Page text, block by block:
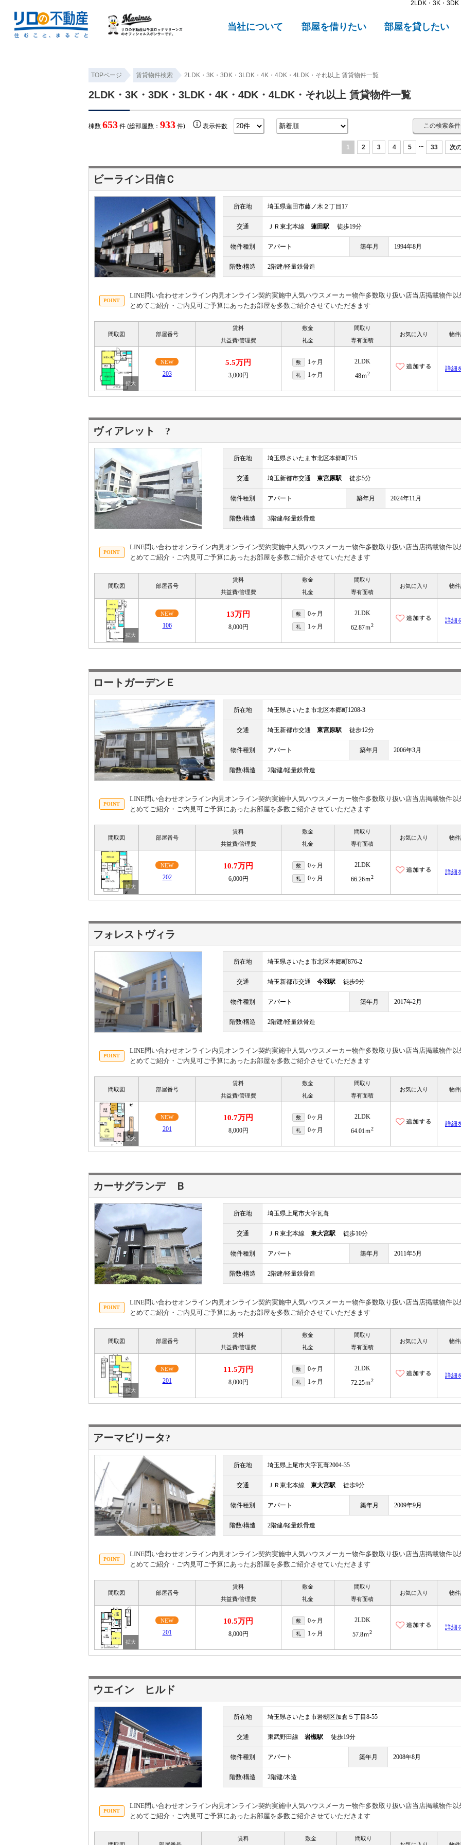
2LDK・3K・
当社について 部屋を借りたい 部屋を貸したい
TOPページ 賃貸物件検索 2LDK・3K・3DK・3LDK・4K・4DK・4LDK・それ以上 賃貸物件一覧
2LDK・3K・3DK・3LDK・4K・4DK・4LDK・それ以上 賃貸物件一覧
棟数 653 件 (総部屋数： 933 件) 表示件数 この検索条
1 2 3 4 5 ... 33 次
ビーライン日信Ｃ
所在地 埼玉県蓮田市藤ノ木２丁目17
交通 ＪＲ東北本線 蓮田駅 徒歩19分
物件種別 アパート 築年月 1994年8月
階数/構造 2階建/軽量鉄骨造
LINE問い合わせオンライン内見オンライン契約実施中人気ハウスメーカー物件多数取り扱い店当店掲載物件以
とめてご紹介・ご内見可ご予算にあったお部屋を多数ご紹介させていただきます
間取図 部屋番号
賃料
共益費/管理費
敷金
礼金
間取り
専有面積
お気に入り 物
NEW
203
5.5万円
3,000円
敷 1ヶ月
礼 1ヶ月
2LDK
48ｍ2
詳細
ヴィアレット ?
所在地 埼玉県さいたま市北区本郷町715
交通 埼玉新都市交通 東宮原駅 徒歩5分
物件種別 アパート 築年月 2024年11月
階数/構造 3階建/軽量鉄骨造
LINE問い合わせオンライン内見オンライン契約実施中人気ハウスメーカー物件多数取り扱い店当店掲載物件以
とめてご紹介・ご内見可ご予算にあったお部屋を多数ご紹介させていただきます
間取図 部屋番号
賃料
共益費/管理費
敷金
礼金
間取り
専有面積
お気に入り 物
NEW
106
13万円
8,000円
敷 0ヶ月
礼 1ヶ月
2LDK
62.87ｍ2
詳細
ロートガーデンＥ
所在地 埼玉県さいたま市北区本郷町1208-3
交通 埼玉新都市交通 東宮原駅 徒歩12分
物件種別 アパート 築年月 2006年3月
階数/構造 2階建/軽量鉄骨造
LINE問い合わせオンライン内見オンライン契約実施中人気ハウスメーカー物件多数取り扱い店当店掲載物件以
とめてご紹介・ご内見可ご予算にあったお部屋を多数ご紹介させていただきます
間取図 部屋番号
賃料
共益費/管理費
敷金
礼金
間取り
専有面積
お気に入り 物
NEW
202
10.7万円
6,000円
敷 0ヶ月
礼 0ヶ月
2LDK
66.26ｍ2
詳細
フォレストヴィラ
所在地 埼玉県さいたま市北区本郷町876-2
交通 埼玉新都市交通 今羽駅 徒歩9分
物件種別 アパート 築年月 2017年2月
階数/構造 2階建/軽量鉄骨造
LINE問い合わせオンライン内見オンライン契約実施中人気ハウスメーカー物件多数取り扱い店当店掲載物件以
とめてご紹介・ご内見可ご予算にあったお部屋を多数ご紹介させていただきます
間取図 部屋番号
賃料
共益費/管理費
敷金
礼金
間取り
専有面積
お気に入り 物
NEW
201
10.7万円
8,000円
敷 0ヶ月
礼 0ヶ月
2LDK
64.01ｍ2
詳細
カーサグランデ Ｂ
所在地 埼玉県上尾市大字瓦葺
交通 ＪＲ東北本線 東大宮駅 徒歩10分
物件種別 アパート 築年月 2011年5月
階数/構造 2階建/軽量鉄骨造
LINE問い合わせオンライン内見オンライン契約実施中人気ハウスメーカー物件多数取り扱い店当店掲載物件以
とめてご紹介・ご内見可ご予算にあったお部屋を多数ご紹介させていただきます
間取図 部屋番号
賃料
共益費/管理費
敷金
礼金
間取り
専有面積
お気に入り 物
NEW
201
11.5万円
8,000円
敷 0ヶ月
礼 1ヶ月
2LDK
72.25ｍ2
詳細
アーマビリータ?
所在地 埼玉県上尾市大字瓦葺2004-35
交通 ＪＲ東北本線 東大宮駅 徒歩9分
物件種別 アパート 築年月 2009年9月
階数/構造 2階建/軽量鉄骨造
LINE問い合わせオンライン内見オンライン契約実施中人気ハウスメーカー物件多数取り扱い店当店掲載物件以
とめてご紹介・ご内見可ご予算にあったお部屋を多数ご紹介させていただきます
間取図 部屋番号
賃料
共益費/管理費
敷金
礼金
間取り
専有面積
お気に入り 物
NEW
201
10.5万円
8,000円
敷 0ヶ月
礼 1ヶ月
2LDK
57.8ｍ2
詳細
ウエイン ヒルド
所在地 埼玉県さいたま市岩槻区加倉５丁目8-55
交通 東武野田線 岩槻駅 徒歩19分
物件種別 アパート 築年月 2008年8月
階数/構造 2階建/木造
LINE問い合わせオンライン内見オンライン契約実施中人気ハウスメーカー物件多数取り扱い店当店掲載物件以
とめてご紹介・ご内見可ご予算にあったお部屋を多数ご紹介させていただきます
賃料 敷金
間取り